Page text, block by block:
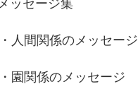
ッセージ集
人間関係のメッセージ
園関係のメッセージ